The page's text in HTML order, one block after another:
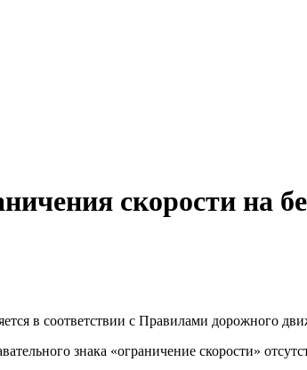
скорости на
в соответствии с Правилами дорожного
знака «ограничение скорости»